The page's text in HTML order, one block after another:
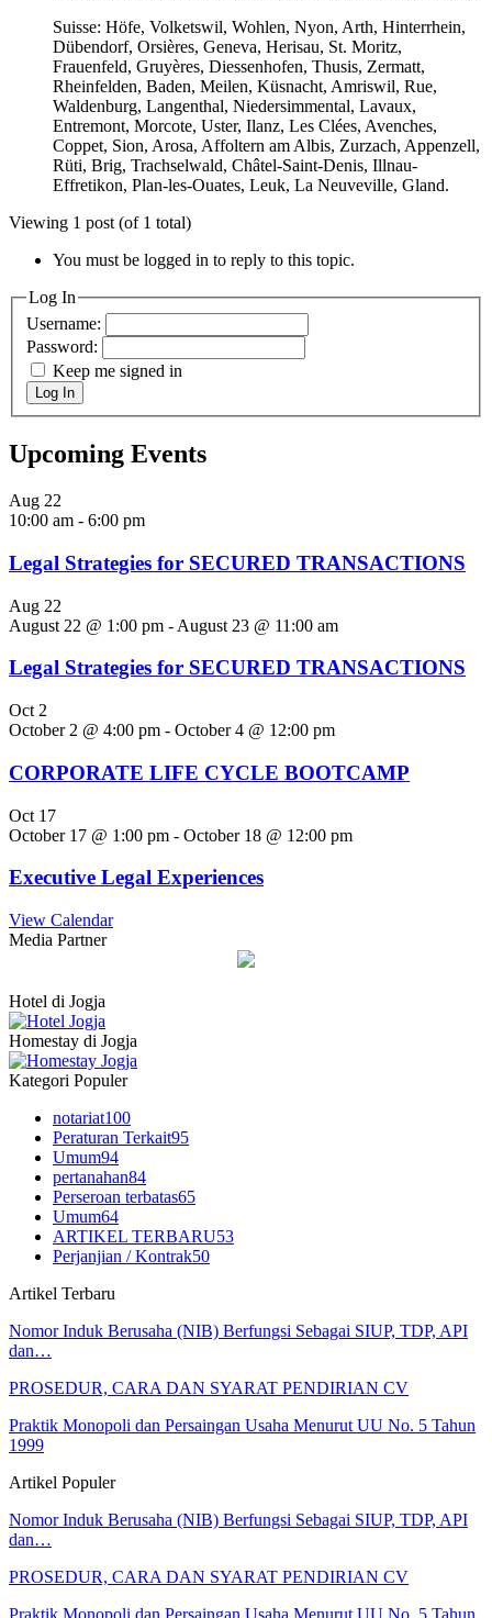
Suisse: Höfe, Volketswil, Wohlen, Nyon, Arth, Hinterrhein,
Dübendorf, Orsières, Geneva, Herisau, St. Moritz,
Frauenfeld, Gruyères, Diessenhofen, Thusis, Zermatt,
Rheinfelden, Baden, Meilen, Küsnacht, Amriswil, Rue,
Waldenburg, Langenthal, Niedersimmental, Lavaux,
Entremont, Morcote, Uster, Ilanz, Les Clées, Avenches,
Coppet, Sion, Arosa, Affoltern am Albis, Zurzach, Appenzell,
Rüti, Brig, Trachselwald, Châtel-Saint-Denis, Illnau-
Effretikon, Plan-les-Ouates, Leuk, La Neuveville, Gland.
Viewing 1 post (of 1 total)
You must be logged in to reply to this topic.
Log In
Username:
Password:
Keep me signed in
Log In
Upcoming Events
Aug 22
10:00 am - 6:00 pm
Legal Strategies for SECURED TRANSACTIONS
Aug 22
August 22 @ 1:00 pm - August 23 @ 11:00 am
Legal Strategies for SECURED TRANSACTIONS
Oct 2
October 2 @ 4:00 pm - October 4 @ 12:00 pm
CORPORATE LIFE CYCLE BOOTCAMP
Oct 17
October 17 @ 1:00 pm - October 18 @ 12:00 pm
Executive Legal Experiences
View Calendar
Media Partner
Hotel di Jogja
Homestay di Jogja
Kategori Populer
notariat100
Peraturan Terkait95
Umum94
pertanahan84
Perseroan terbatas65
Umum64
ARTIKEL TERBARU53
Perjanjian / Kontrak50
Artikel Terbaru
Nomor Induk Berusaha (NIB) Berfungsi Sebagai SIUP, TDP, API
dan…
PROSEDUR, CARA DAN SYARAT PENDIRIAN CV
Praktik Monopoli dan Persaingan Usaha Menurut UU No. 5 Tahun
1999
Artikel Populer
Nomor Induk Berusaha (NIB) Berfungsi Sebagai SIUP, TDP, API
dan…
PROSEDUR, CARA DAN SYARAT PENDIRIAN CV
Praktik Monopoli dan Persaingan Usaha Menurut UU No. 5 Tahun